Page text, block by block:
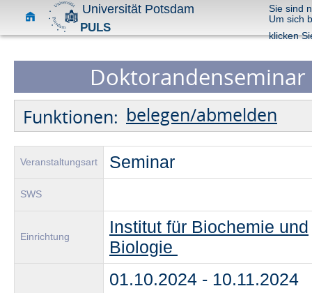
Universität Potsdam
PULS
Sie sind
Um sich
klicken
Doktorandenseminar
Funktionen: belegen/abmelden
Veranstaltungsart Seminar
SWS
Einrichtung
Institut für Biochemie und
Biologie
01.10.2024 - 10.11.2024